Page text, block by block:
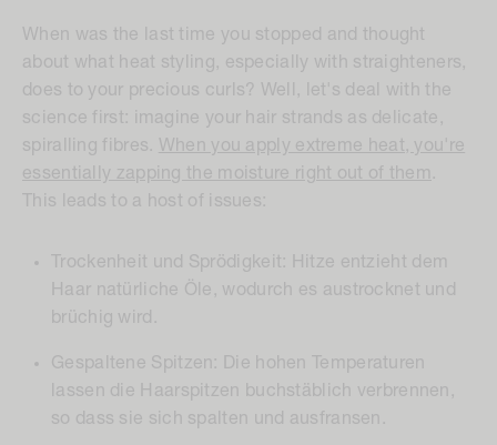
When was the last time you stopped and thought
about what heat styling, especially with straighteners,
does to your precious curls? Well, let's deal with the
science first: imagine your hair strands as delicate,
spiralling fibres. When you apply extreme heat, you're
essentially zapping the moisture right out of them .
This leads to a host of issues:
Trockenheit und Sprödigkeit: Hitze entzieht dem
Haar natürliche Öle, wodurch es austrocknet und
brüchig wird.
Gespaltene Spitzen: Die hohen Temperaturen
lassen die Haarspitzen buchstäblich verbrennen,
so dass sie sich spalten und ausfransen.